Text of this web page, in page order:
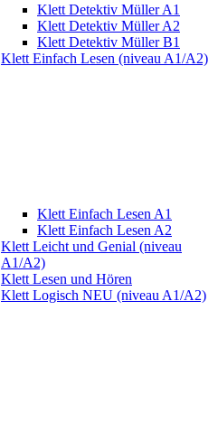
Klett Detektiv Müller A1
Klett Detektiv Müller A2
Klett Detektiv Müller B1
Klett Einfach Lesen (niveau A1/A2)
Klett Einfach Lesen A1
Klett Einfach Lesen A2
Klett Leicht und Genial (niveau
A1/A2)
Klett Lesen und Hören
Klett Logisch NEU (niveau A1/A2)